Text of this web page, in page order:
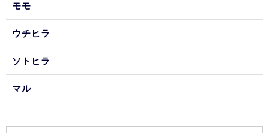
モモ
ウチヒラ
ソトヒラ
マル